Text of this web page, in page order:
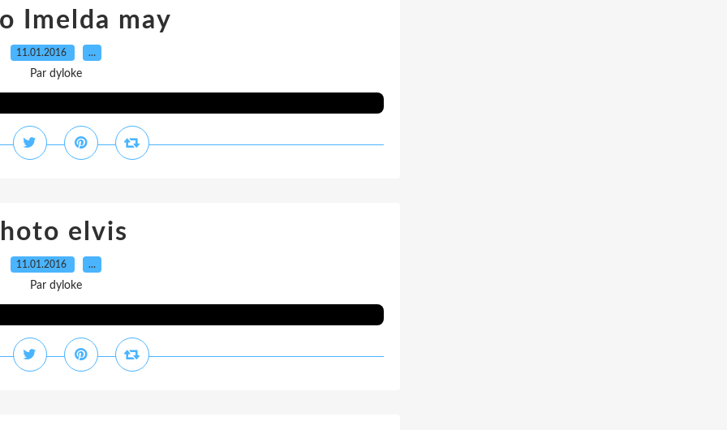
Imelda may
11.01.2016 …
Par dyloke
elvis
11.01.2016 …
Par dyloke